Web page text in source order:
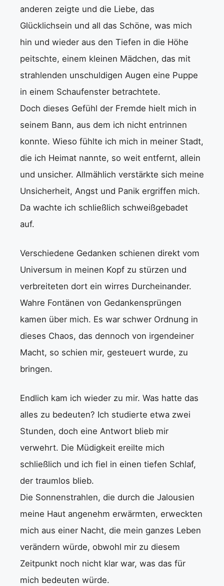
anderen zeigte und die Liebe, das
Glücklichsein und all das Schöne, was mich
hin und wieder aus den Tiefen in die Höhe
peitschte, einem kleinen Mädchen, das mit
strahlenden unschuldigen Augen eine Puppe
in einem Schaufenster betrachtete.
Doch dieses Gefühl der Fremde hielt mich in
seinem Bann, aus dem ich nicht entrinnen
konnte. Wieso fühlte ich mich in meiner Stadt,
die ich Heimat nannte, so weit entfernt, allein
und unsicher. Allmählich verstärkte sich meine
Unsicherheit, Angst und Panik ergriffen mich.
Da wachte ich schließlich schweißgebadet
auf.
Verschiedene Gedanken schienen direkt vom
Universum in meinen Kopf zu stürzen und
verbreiteten dort ein wirres Durcheinander.
Wahre Fontänen von Gedankensprüngen
kamen über mich. Es war schwer Ordnung in
dieses Chaos, das dennoch von irgendeiner
Macht, so schien mir, gesteuert wurde, zu
bringen.
Endlich kam ich wieder zu mir. Was hatte das
alles zu bedeuten? Ich studierte etwa zwei
Stunden, doch eine Antwort blieb mir
verwehrt. Die Müdigkeit ereilte mich
schließlich und ich fiel in einen tiefen Schlaf,
der traumlos blieb.
Die Sonnenstrahlen, die durch die Jalousien
meine Haut angenehm erwärmten, erweckten
mich aus einer Nacht, die mein ganzes Leben
verändern würde, obwohl mir zu diesem
Zeitpunkt noch nicht klar war, was das für
mich bedeuten würde.